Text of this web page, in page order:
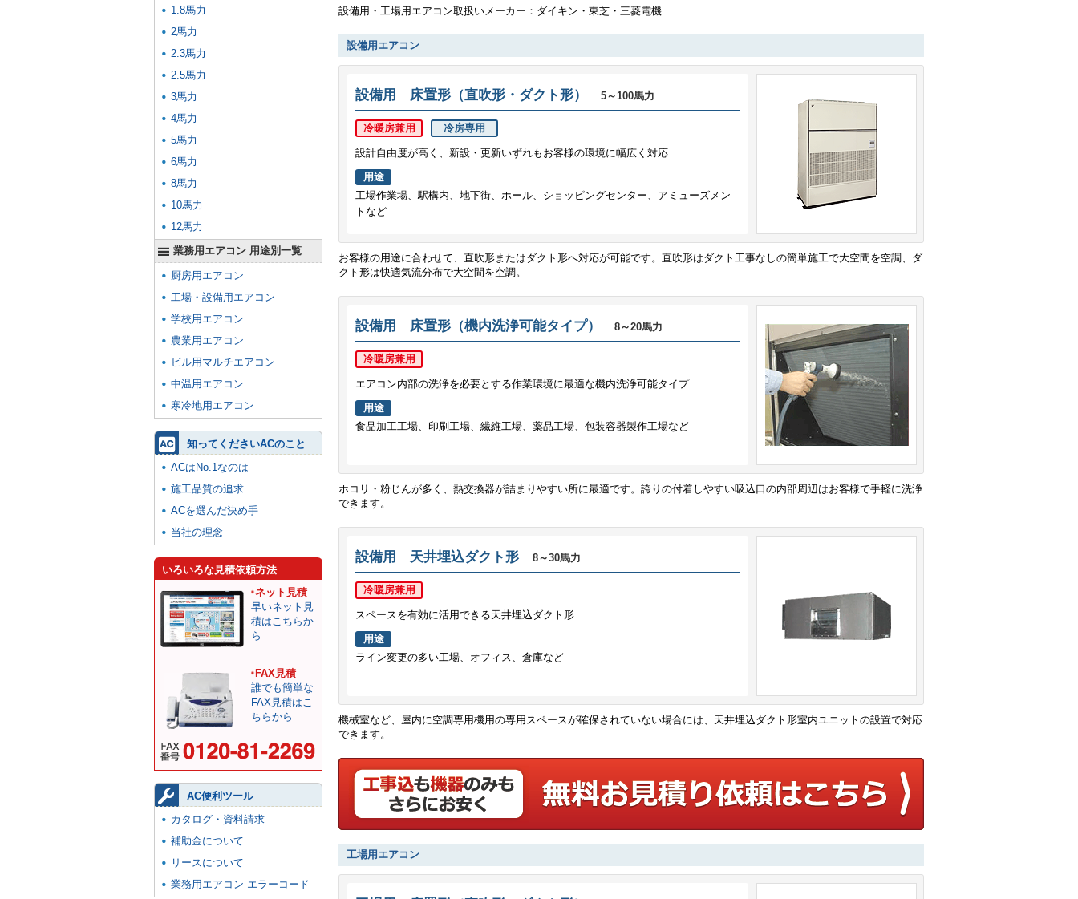
設備用・工場用エアコン取扱いメーカー：ダイキン・東芝・三菱電機
設備用エアコン
設備用 床置形（直吹形・ダクト形） 5～100馬力
冷暖房兼用 冷房専用
設計自由度が高く、新設・更新いずれもお客様の環境に幅広く対応
用途
工場作業場、駅構内、地下街、ホール、ショッピングセンター、アミューズメン
トなど
お客様の用途に合わせて、直吹形またはダクト形へ対応が可能です。直吹形はダクト工事なしの簡単施工で大空間を空調、ダ
クト形は快適気流分布で大空間を空調。
設備用 床置形（機内洗浄可能タイプ） 8～20馬力
冷暖房兼用
エアコン内部の洗浄を必要とする作業環境に最適な機内洗浄可能タイプ
用途
食品加工工場、印刷工場、繊維工場、薬品工場、包装容器製作工場など
ホコリ・粉じんが多く、熱交換器が詰まりやすい所に最適です。誇りの付着しやすい吸込口の内部周辺はお客様で手軽に洗浄
できます。
設備用 天井埋込ダクト形 8～30馬力
冷暖房兼用
スペースを有効に活用できる天井埋込ダクト形
用途
ライン変更の多い工場、オフィス、倉庫など
機械室など、屋内に空調専用機用の専用スペースが確保されていない場合には、天井埋込ダクト形室内ユニットの設置で対応
できます。
工場用エアコン
1.8馬力
2馬力
2.3馬力
2.5馬力
3馬力
4馬力
5馬力
6馬力
8馬力
10馬力
12馬力
業務用エアコン 用途別一覧
厨房用エアコン
工場・設備用エアコン
学校用エアコン
農業用エアコン
ビル用マルチエアコン
中温用エアコン
寒冷地用エアコン
知ってくださいACのこと
ACはNo.1なのは
施工品質の追求
ACを選んだ決め手
当社の理念
いろいろな見積依頼方法
ネット見積
早いネット見
積はこちらか
ら
FAX見積
誰でも簡単な
FAX見積はこ
ちらから
AC便利ツール
カタログ・資料請求
補助金について
リースについて
業務用エアコン エラーコード